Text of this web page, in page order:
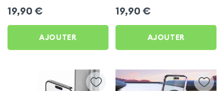
et Écran central pour
Xiaomi Poco F7 Pro
19,90 €
AJOUTER
Carbone pour Xiaomi
Poco F7 Pro
19,90 €
AJOUTER